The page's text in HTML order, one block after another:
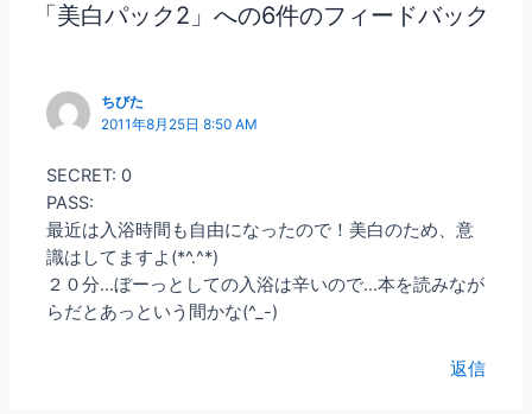
「美白パック2」への6件のフィードバック
ちびた
2011年8月25日 8:50 AM
SECRET: 0
PASS:
最近は入浴時間も自由になったので！美白のため、意
識はしてますよ(*^.^*)
２０分…ぼーっとしての入浴は辛いので…本を読みなが
らだとあっという間かな(^_-)
返信